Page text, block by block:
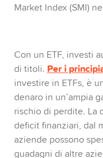
Market Index (SMI)
Con un ETF, investi
di titoli. Per i
investire in ETFs, è
denaro in un’ampia
rischio di perdite. La
deficit finanziari, dal
aziende possono
guadagni di altre